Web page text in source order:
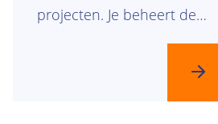
projecten. Je beheert de
documentstromen,
begeleidt collega’s.